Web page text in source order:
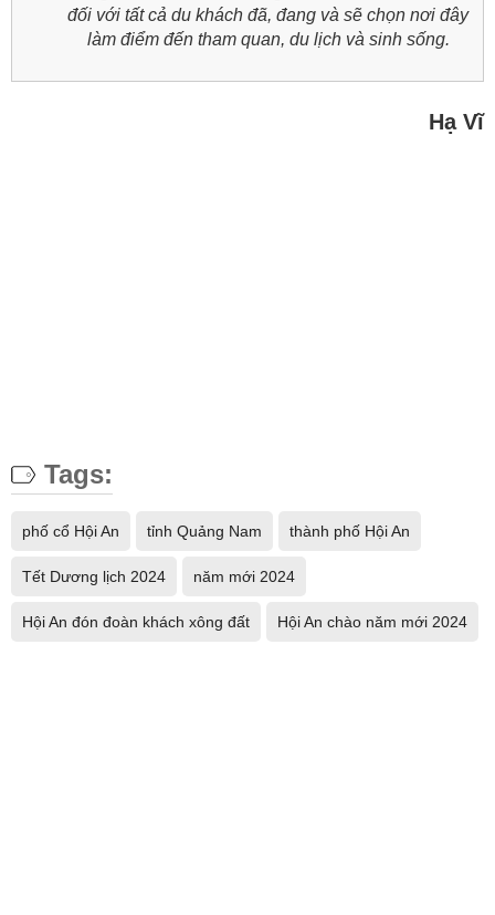
đối với tất cả du khách đã, đang và sẽ chọn nơi đây
làm điểm đến tham quan, du lịch và sinh sống.
Hạ Vĩ
Tags:
phố cổ Hội An tỉnh Quảng Nam thành phố Hội An
Tết Dương lịch 2024 năm mới 2024
Hội An đón đoàn khách xông đất Hội An chào năm mới 2024